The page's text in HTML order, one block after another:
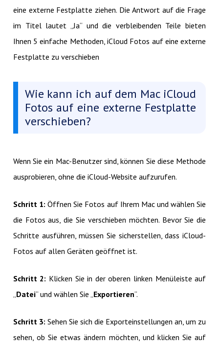
eine externe Festplatte ziehen. Die Antwort auf die Frage
im Titel lautet „Ja“ und die verbleibenden Teile bieten
Ihnen 5 einfache Methoden, iCloud Fotos auf eine externe
Festplatte zu verschieben
Wie kann ich auf dem Mac iCloud
Fotos auf eine externe Festplatte
verschieben?
Wenn Sie ein Mac-Benutzer sind, können Sie diese Methode
ausprobieren, ohne die iCloud-Website aufzurufen.
Schritt 1:Öffnen Sie Fotos auf Ihrem Mac und wählen Sie
die Fotos aus, die Sie verschieben möchten. Bevor Sie die
Schritte ausführen, müssen Sie sicherstellen, dass iCloud-
Fotos auf allen Geräten geöffnet ist.
Schritt 2: Klicken Sie in der oberen linken Menüleiste auf
„Datei“ und wählen Sie „Exportieren“.
Schritt 3: Sehen Sie sich die Exporteinstellungen an, um zu
sehen, ob Sie etwas ändern möchten, und klicken Sie auf